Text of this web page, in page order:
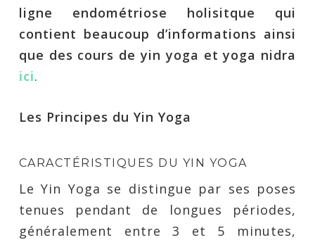
ligne endométriose holisitque qui
contient beaucoup d’informations ainsi
que des cours de yin yoga et yoga nidra
ici.
Les Principes du Yin Yoga
CARACTÉRISTIQUES DU YIN YOGA
Le Yin Yoga se distingue par ses poses
tenues pendant de longues périodes,
généralement entre 3 et 5 minutes,